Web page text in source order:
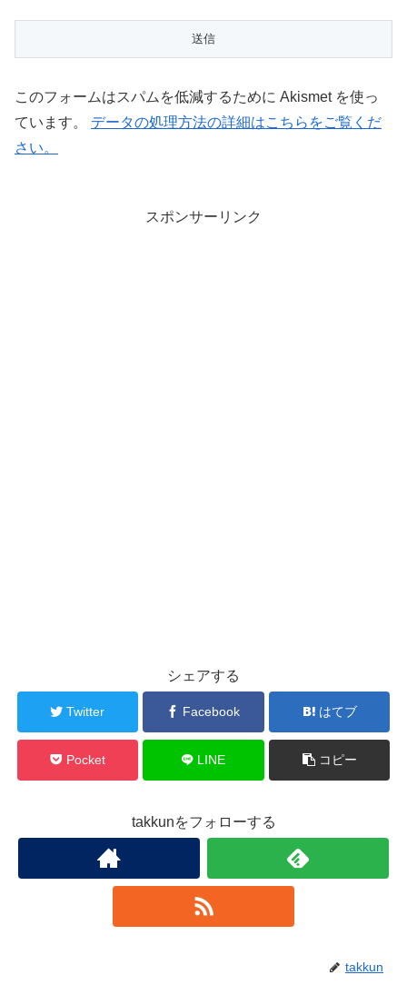
このフォームはスパムを低減するために Akismet を使っ
ています。 データの処理方法の詳細はこちらをご覧くだ
さい。
スポンサーリンク
シェアする
Twitter Facebook はてブ
Pocket LINE コピー
takkunをフォローする
takkun